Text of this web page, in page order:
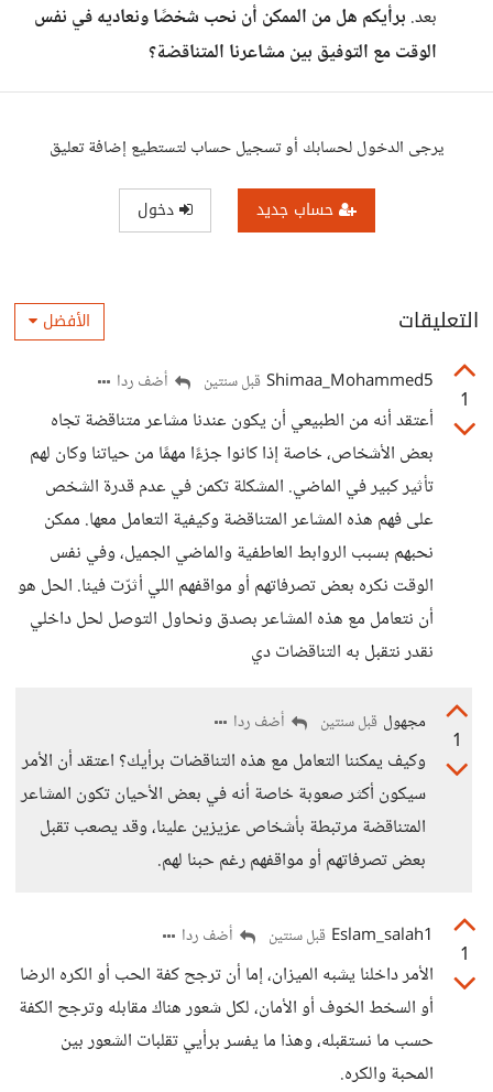
بعد. برأيكم هل من الممكن أن نحب شخصًا ونعاديه في نفس
الوقت مع التوفيق بين مشاعرنا المتناقضة؟
يرجى الدخول لحسابك أو تسجيل حساب لتستطيع إضافة تعليق
حساب جديد دخول
التعليقات الأفضل
1
Shimaa_Mohammed5 قبل سنتين أضف ردا
أعتقد أنه من الطبيعي أن يكون عندنا مشاعر متناقضة تجاه
بعض الأشخاص، خاصة إذا كانوا جزءًا مهمًا من حياتنا وكان لهم
تأثير كبير في الماضي. المشكلة تكمن في عدم قدرة الشخص
على فهم هذه المشاعر المتناقضة وكيفية التعامل معها. ممكن
نحبهم بسبب الروابط العاطفية والماضي الجميل، وفي نفس
الوقت نكره بعض تصرفاتهم أو مواقفهم اللي أثرّت فينا. الحل هو
أن نتعامل مع هذه المشاعر بصدق ونحاول التوصل لحل داخلي
نقدر نتقبل به التناقضات دي
1
مجهول قبل سنتين أضف ردا
وكيف يمكننا التعامل مع هذه التناقضات برأيك؟ اعتقد أن الأمر
سيكون أكثر صعوبة خاصة أنه في بعض الأحيان تكون المشاعر
المتناقضة مرتبطة بأشخاص عزيزين علينا، وقد يصعب تقبل
بعض تصرفاتهم أو مواقفهم رغم حبنا لهم.
1
Eslam_salah1 قبل سنتين أضف ردا
الأمر داخلنا يشبه الميزان، إما أن ترجح كفة الحب أو الكره الرضا
أو السخط الخوف أو الأمان، لكل شعور هناك مقابله وترجح الكفة
حسب ما نستقبله، وهذا ما يفسر برأيي تقلبات الشعور بين
المحبة والكره.